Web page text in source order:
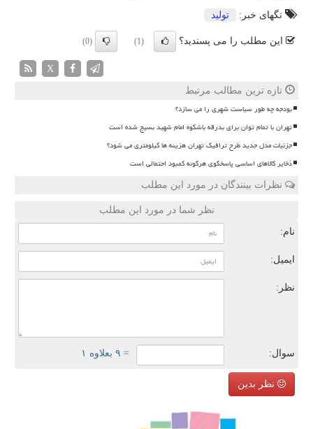
تگهای خبر:
تولید
این مطلب را می پسندید؟ (1)
(0)
X
تازه ترین مطالب مرتبط
بودجه چه طور سیاست شهری را می سازد؟
تهران با تمام توان برای بدرقه باشکوه امام شهید بسیج شده است
جزئیات مدل جدید طرح ترافیک تهران هزینه ها کیلومتری می شود؟
ذخایر کالاهای اساسی پاسخگوی هرگونه کمبود احتمالی است
نظرات بینندگان در مورد این مطلب
نظر شما در مورد این مطلب
نام:
ایمیل:
نظر:
سوال: = ۹ بعلاوه ۱
نظر بدین